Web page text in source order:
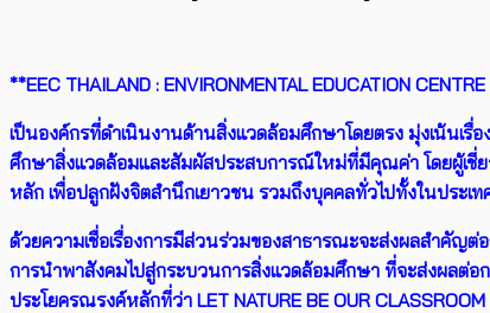
**EEC THAILAND : ENVIRONMENTAL EDUCATION
เป็นองค์กรที่ดำเนินงานด้านสิ่งแวดล้อมศึกษาโดยตรง มุ่งเน้นเ
ศึกษาสิ่งแวดล้อมและสัมผัสประสบการณ์ใหม่ที่มีคุณค่า โดยผู้เชี่
หลัก เพื่อปลูกฝังจิตสำนึกเยาวชน รวมถึงบุคคลทั่วไปทั้งในประเท
ด้วยความเชื่อเรื่องการมีส่วนร่วมของสาธารณะจะส่งผลสำคัญ
การนำพาสังคมไปสู่กระบวนการสิ่งแวดล้อมศึกษา ที่จะส่งผลต่อ
ประโยครณรงค์หลักที่ว่า LET NATURE BE OUR